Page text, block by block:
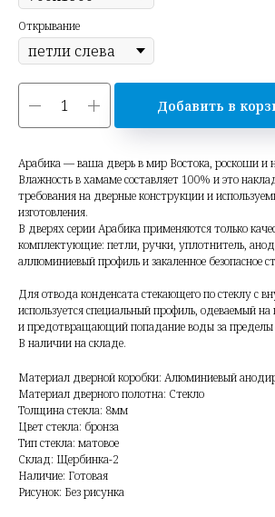
Открывание
Добавить в
Арабика — ваша дверь в мир Востока, роскоши и
Влажность в хамаме составляет 100% и это
требования на дверные конструкции и
изготовления.
В дверях серии Арабика применяются только
комплектующие: петли, ручки, уплотнитель,
аллюминиевый профиль и закаленное безопасное
Для отвода конденсата стекающего по стеклу с
используется специальный профиль, одеваемый
и предотвращающий попадание воды за пределы
В наличии на складе.
Материал дверной коробки: Алюминиевый
Материал дверного полотна: Стекло
Толщина стекла: 8мм
Цвет стекла: бронза
Тип стекла: матовое
Склад: Щербинка-2
Наличие: Готовая
Рисунок: Без рисунка